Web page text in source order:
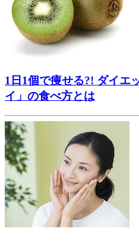
1日1個で痩せる?! ダイエ
イ」の食べ方とは